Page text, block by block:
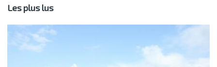
Les plus lus